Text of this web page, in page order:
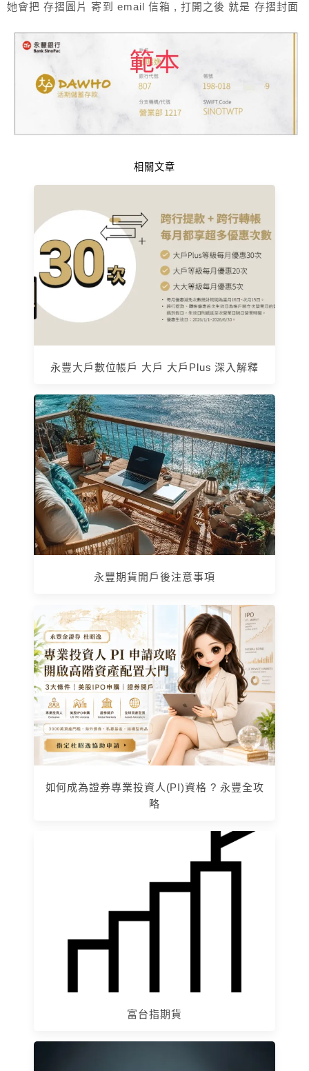
她會把 存摺圖片 寄到 email 信箱 , 打開之後 就是 存摺封面
相關文章
永豐大戶數位帳戶 大戶 大戶Plus 深入解釋
永豐期貨開戶後注意事項
如何成為證券專業投資人(PI)資格 ? 永豐全攻
略
富台指期貨